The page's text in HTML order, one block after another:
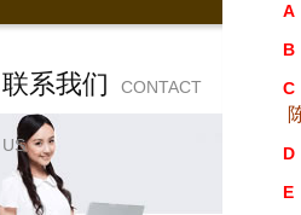
联系我们 CONTACT
US
A
B
C
D
E